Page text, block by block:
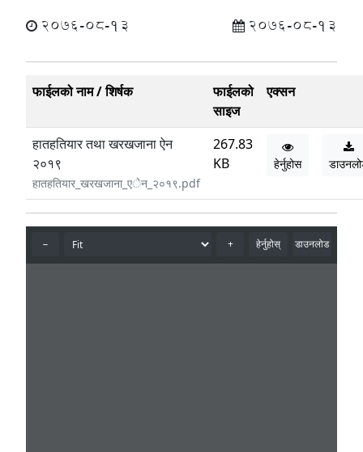
2076-08-13 2076-08-13
फाईलको नाम / शिर्षक
फाईलको
साइज
एक्सन
हातहतियार तथा खरखजाना ऐन
२०१९
हातहतियार_खरखजाना_एेन_२०१९.pdf
267.83
KB
हेर्नुहोस